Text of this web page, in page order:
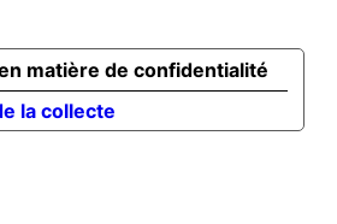
la collecte
matière de confidentialité